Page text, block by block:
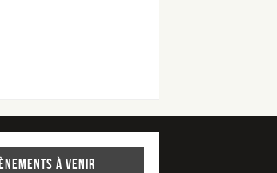
À VENIR